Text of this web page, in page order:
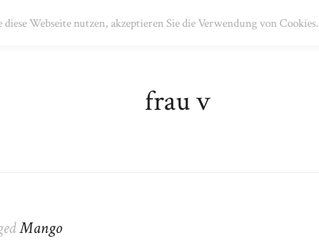
DATENSCHUTZ
frau v
Mango
Webseite nutzen, akzeptieren Sie die Verwendung von Cookies.